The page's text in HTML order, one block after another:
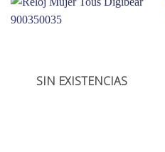
SIN EXISTENCIAS